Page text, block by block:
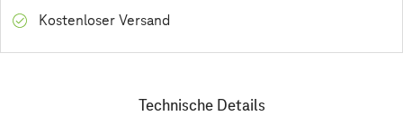
Kostenloser Versand
Technische Details